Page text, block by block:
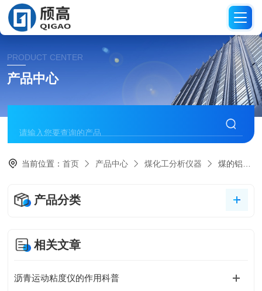
PRODUCT CENTER
产品中心
当前位置：首页 产品中心 煤化工分析仪器 煤的铝甑干馏试验器
产品分类
相关文章
沥青运动粘度仪的作用科普